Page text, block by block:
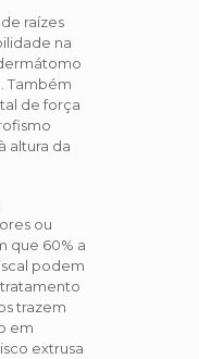
raízes
na
Também
de força
altura da
ou
que 60% a
podem
trazem
em
extrusa